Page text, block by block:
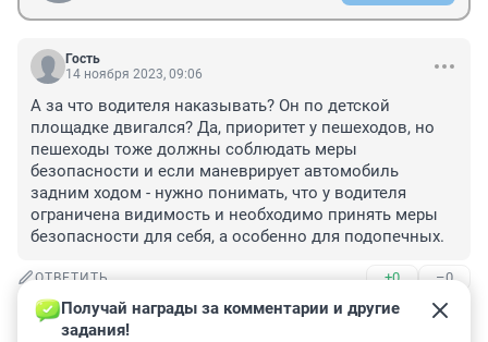
Гость
14 ноября 2023, 09:06
А за что водителя наказывать? Он по детской
площадке двигался? Да, приоритет у пешеходов, но
пешеходы тоже должны соблюдать меры
безопасности и если маневрирует автомобиль
задним ходом - нужно понимать, что у водителя
ограничена видимость и необходимо принять меры
безопасности для себя, а особенно для подопечных.
ОТВЕТИТЬ +0 –0
Гость
13 ноября 2023, 19:57
Получай награды за комментарии и другие
задания!